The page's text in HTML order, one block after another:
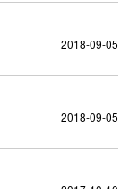
2018-09-05
2018-09-05